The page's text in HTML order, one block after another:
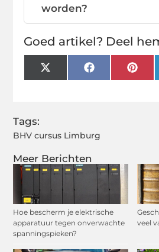
Meer Berichten
Hoe bescherm je elektrische
apparatuur tegen onverwachte
spanningspieken?
veel
worden?
Goed artikel? Deel
X
(Twitter)
Facebook
Tags:
BHV cursus Limburg